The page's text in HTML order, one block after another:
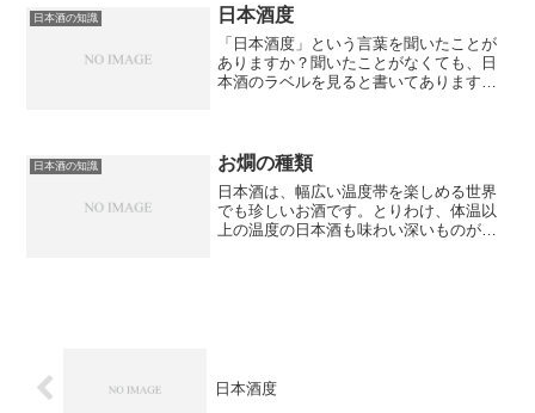
ってスマートに贈ることがで...
日本酒の知識 日本酒度
「日本酒度」という言葉を聞いたことが
ありますか？聞いたことがなくても、日
本酒のラベルを見ると書いてあります。
度とは、一口で言うと日本...
日本酒の知識 お燗の種類
日本酒は、幅広い温度帯を楽しめる世界
でも珍しいお酒です。とりわけ、体温以
上の温度の日本酒も味わい深いものがあ
日本酒度